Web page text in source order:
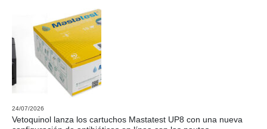
24/07/2026
Vetoquinol lanza los cartuchos Mastatest UP8 con una nueva